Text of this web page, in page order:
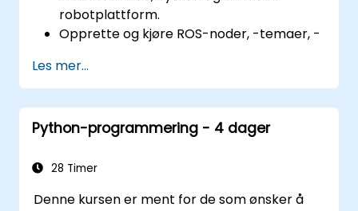
robotplattform.
Opprette og kjøre ROS-noder, -temaer, -
Python.
Bruke ROS-verktøy og -utiliteter for å
overvåke og feilsøke ROS-applikasjoner.
Bruke ROS-pakker og biblioteker for å
roboter.
og verktøy.
Les mer...
Python-programmering - 4 dager
28 Timer
Denne kursen er ment for de som ønsker å